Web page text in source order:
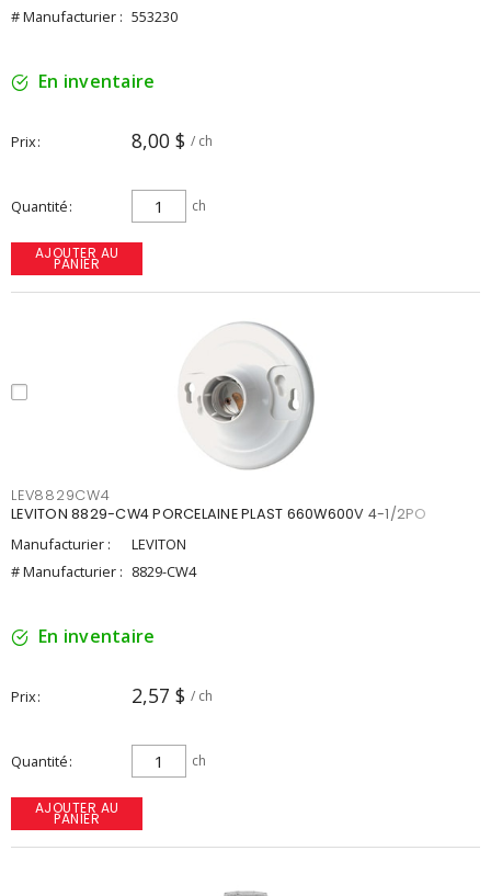
# Manufacturier : 553230
En inventaire
Prix 8,00 $ / ch
Quantité ch
AJOUTER AU
PANIER
LEV8829CW4
LEVITON 8829-CW4 PORCELAINE PLAST 660W600V 4-1/2PO
Manufacturier :
LEVITON
# Manufacturier : 8829-CW4
En inventaire
Prix 2,57 $ / ch
Quantité ch
AJOUTER AU
PANIER